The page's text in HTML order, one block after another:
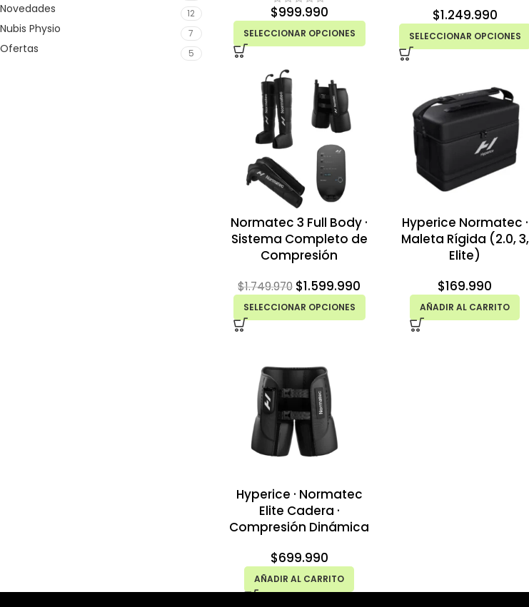
Novedades 12
Nubis Physio 7
Ofertas 5
$999.990
SELECCIONAR OPCIONES
$1.249.990
SELECCIONAR OPCIONES
Normatec 3 Full Body ·
Sistema Completo de
Compresión
$1.749.970 $1.599.990
SELECCIONAR OPCIONES
Hyperice Normatec ·
Maleta Rígida (2.0, 3,
Elite)
$169.990
AÑADIR AL CARRITO
Hyperice · Normatec
Elite Cadera ·
Compresión Dinámica
$699.990
AÑADIR AL CARRITO